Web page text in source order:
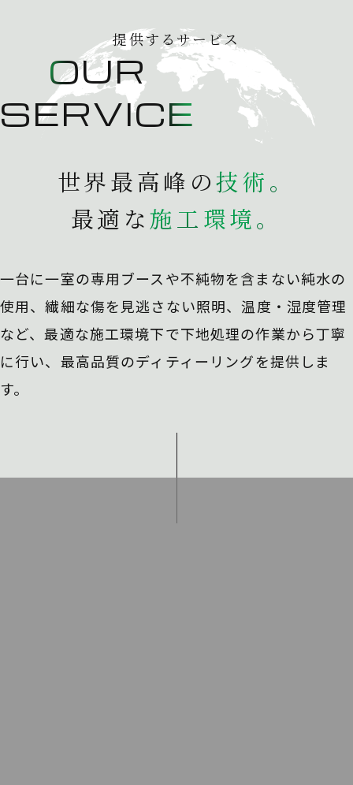
提供するサービス
OUR
SERVICE
世界最高峰の技術。
最適な施 工環境。
一台に一室の専用ブースや不純物を含まない純水の
使用、繊細な傷を見逃さない照明、温度・湿度管理
など、最適な施工環境下で下地処理の作業から丁寧
に行い、 最高品質のディティーリングを提供しま
す。